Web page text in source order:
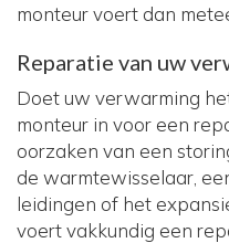
monteur voert dan
Reparatie van uw
Doet uw verwarming
monteur in voor een
oorzaken van een
de warmtewisselaar,
leidingen of het
voert vakkundig een